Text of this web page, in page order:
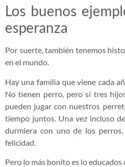
Los buenos
esperanza
Por suerte, también tenemos
en el mundo.
Hay una familia que viene cada
No tienen perro, pero sí tres
pueden jugar con nuestros
tiempo juntos. Una vez incluso
durmiera con uno de los
felicidad.
Pero lo más bonito es lo educados